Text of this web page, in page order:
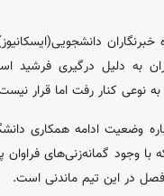
به دلیل درگیری فرشید
به نوعی کنار رفت اما قرار
وضعیت ادامه همکاری
وجود گمانه‌زنی‌های فراوان
فصل در این تیم‌ ماندنی است.